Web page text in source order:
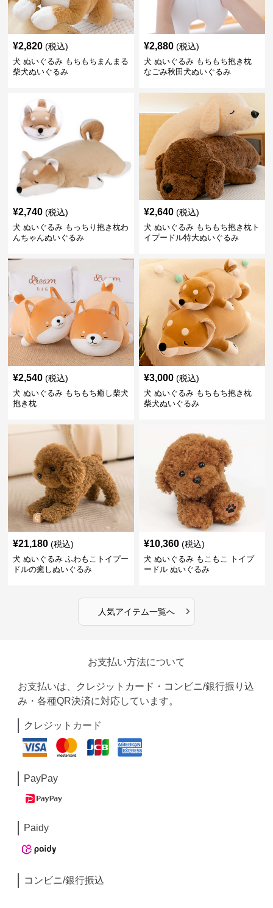
¥2,820 (税込)
犬 ぬいぐるみ もちもちまんまる
柴犬ぬいぐるみ
¥2,880 (税込)
犬 ぬいぐるみ もちもち抱き枕
なごみ秋田犬ぬいぐるみ
¥2,740 (税込)
犬 ぬいぐるみ もっちり抱き枕わ
んちゃんぬいぐるみ
¥2,640 (税込)
犬 ぬいぐるみ もちもち抱き枕ト
イプードル特大ぬいぐるみ
¥2,540 (税込)
犬 ぬいぐるみ もちもち癒し柴犬
抱き枕
¥3,000 (税込)
犬 ぬいぐるみ もちもち抱き枕
柴犬ぬいぐるみ
¥21,180 (税込)
犬 ぬいぐるみ ふわもこトイプー
ドルの癒しぬいぐるみ
¥10,360 (税込)
犬 ぬいぐるみ もこもこ トイプ
ードル ぬいぐるみ
人気アイテム一覧へ ›
お支払い方法について
お支払いは、クレジットカード・コンビニ/銀行振り込
み・各種QR決済に対応しています。
クレジットカード
PayPay
Paidy
コンビニ/銀行振込